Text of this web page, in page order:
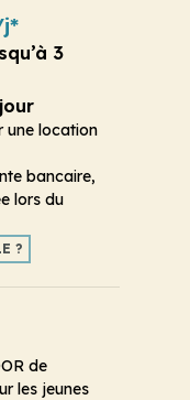
3
une location
bancaire,
lors du
?
de
les jeunes